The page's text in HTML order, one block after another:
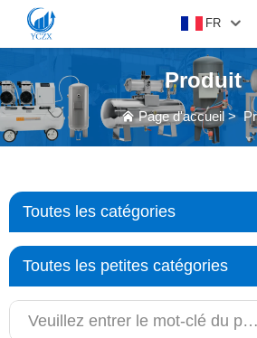
FR
PRODUIT
ACTUALITÉS
CONTACTEZ-NOUS
Produit
Page d'accueil>
Toutes les catégories
Toutes les petites catégories